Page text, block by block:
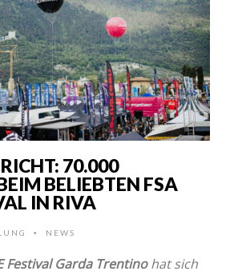
70.000
BELIEBTEN FSA
IN RIVA
• NEWS
Festival Garda Trentinohat sich